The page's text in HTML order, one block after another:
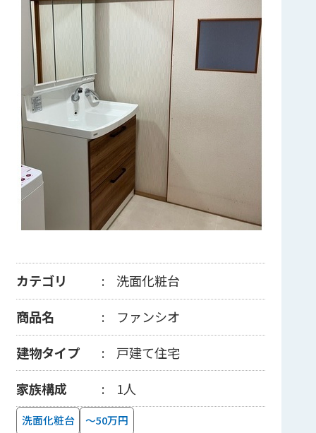
カテゴリ
洗面化粧台
商品名
ファンシオ
建物タイプ
戸建て住宅
家族構成
1人
洗面化粧台 ～50万円